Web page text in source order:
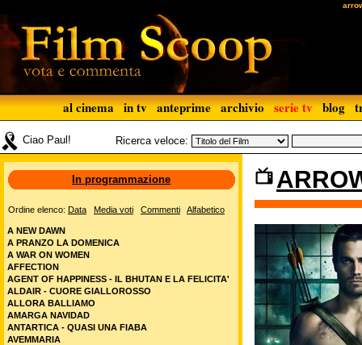
al cinema in tv anteprime archivio serie tv blog
Ciao Paul! Ricerca veloce:
In programmazione
Ordine elenco: Data Media voti Commenti Alfabetico
A NEW DAWN
A PRANZO LA DOMENICA
A WAR ON WOMEN
AFFECTION
AGENT OF HAPPINESS - IL BHUTAN E LA FELICITA'
ALDAIR - CUORE GIALLOROSSO
ALLORA BALLIAMO
AMARGA NAVIDAD
ANTARTICA - QUASI UNA FIABA
AVEMMARIA